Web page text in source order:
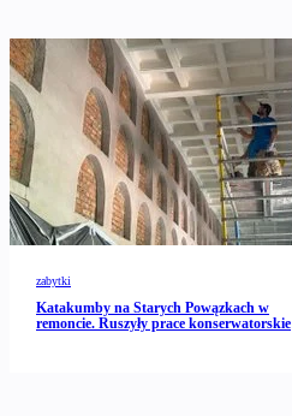
zabytki
Katakumby na Starych Powązkach w
remoncie. Ruszyły prace konserwatorskie